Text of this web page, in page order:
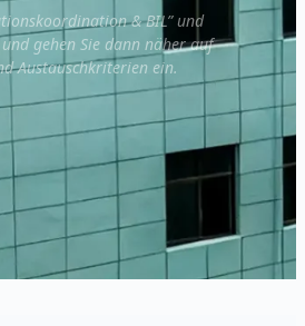
& BIL” und
gehen Sie dann näher auf
Austauschkriterien ein.